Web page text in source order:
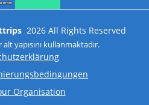
2026 All Rights Reserved
alt yapısını kullanmaktadır.
Organisation